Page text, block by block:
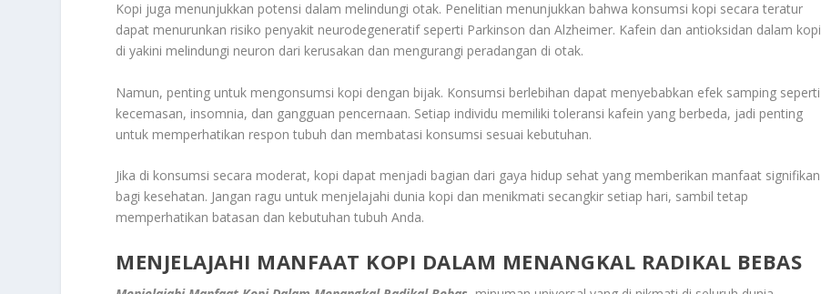
Kopi juga menunjukkan potensi dalam melindungi otak. Penelitian menunjukkan bahwa konsumsi kopi secara teratur
dapat menurunkan risiko penyakit neurodegeneratif seperti Parkinson dan Alzheimer. Kafein dan antioksidan dalam kopi
di yakini melindungi neuron dari kerusakan dan mengurangi peradangan di otak.
Namun, penting untuk mengonsumsi kopi dengan bijak. Konsumsi berlebihan dapat menyebabkan efek samping seperti
kecemasan, insomnia, dan gangguan pencernaan. Setiap individu memiliki toleransi kafein yang berbeda, jadi penting
untuk memperhatikan respon tubuh dan membatasi konsumsi sesuai kebutuhan.
Jika di konsumsi secara moderat, kopi dapat menjadi bagian dari gaya hidup sehat yang memberikan manfaat signifikan
bagi kesehatan. Jangan ragu untuk menjelajahi dunia kopi dan menikmati secangkir setiap hari, sambil tetap
memperhatikan batasan dan kebutuhan tubuh Anda.
MENJELAJAHI MANFAAT KOPI DALAM MENANGKAL RADIKAL BEBAS